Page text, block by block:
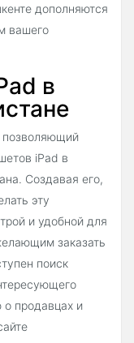
дополняются
вашего
в
позволяющий
iPad в
Создавая его,
эту
и удобной для
заказать
поиск
продавцах и